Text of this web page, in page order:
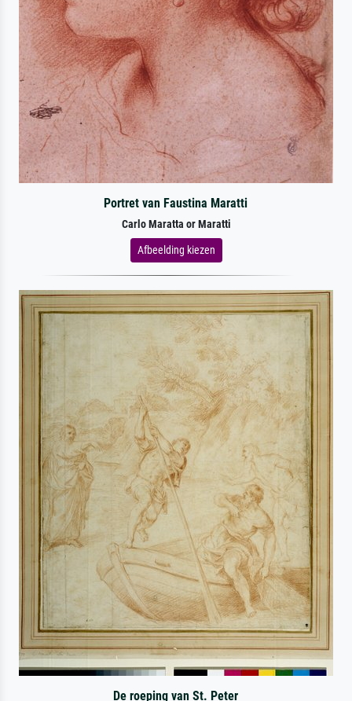
Portret van Faustina Maratti
Carlo Maratta or Maratti
Afbeelding kiezen
De roeping van St. Peter